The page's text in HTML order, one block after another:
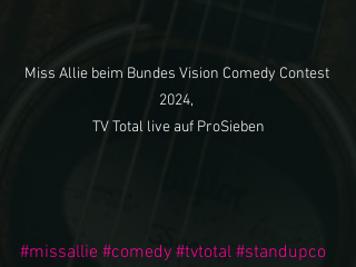
Miss Allie beim Bundes Vision Comedy Contest
2024,
TV Total live auf ProSieben
#missallie #comedy #tvtotal #standupco